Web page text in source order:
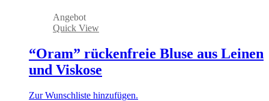
Angebot
Quick View
“Oram” rückenfreie Bluse aus Leinen
und Viskose
Zur Wunschliste hinzufügen.